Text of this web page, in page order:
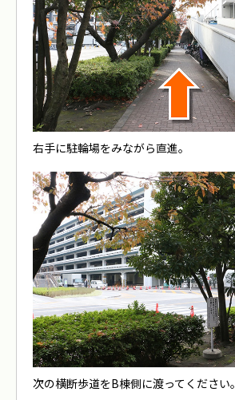
右手に駐輪場をみながら直進。
次の横断歩道をB棟側に渡ってください。